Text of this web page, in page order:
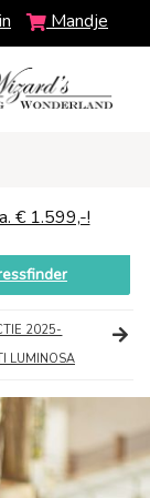
Mandje
€ 1.599,-!
2025-
LUMINOSA